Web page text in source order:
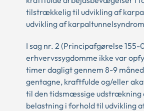
tilstrækkelig til udvikling af
udvikling af
I sag nr. 2 (Principafgørelse
erhvervssygdomme ikke var
timer dagligt gennem 8-9
gentagne, kraftfulde og/eller
til den tidsmæssige udstrækning
belastning i forhold til udvikling